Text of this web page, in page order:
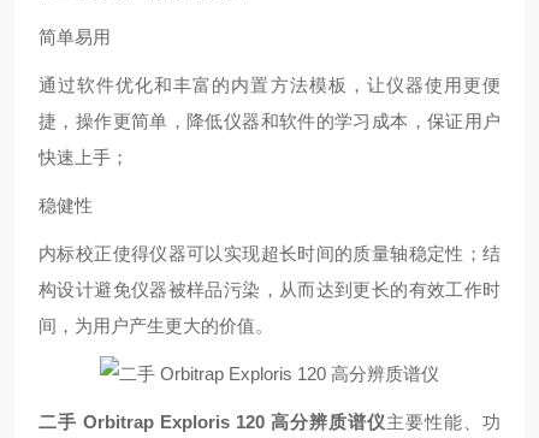
简单易用
通过软件优化和丰富的内置方法模板，让仪器使用更便
捷，操作更简单，降低仪器和软件的学习成本，保证用户
快速上手；
稳健性
内标校正使得仪器可以实现超长时间的质量轴稳定性；结
构设计避免仪器被样品污染，从而达到更长的有效工作时
间，为用户产生更大的价值。
二手 Orbitrap Exploris 120 高分辨质谱仪主要性能、功